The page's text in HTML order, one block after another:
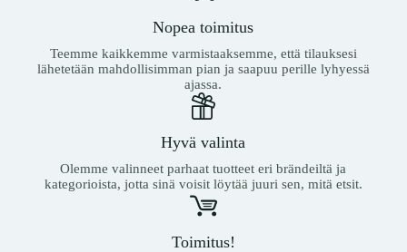
Nopea toimitus
Teemme kaikkemme varmistaaksemme, että tilauksesi
lähetetään mahdollisimman pian ja saapuu perille lyhyessä
ajassa.
Hyvä valinta
Olemme valinneet parhaat tuotteet eri brändeiltä ja
kategorioista, jotta sinä voisit löytää juuri sen, mitä etsit.
Toimitus!